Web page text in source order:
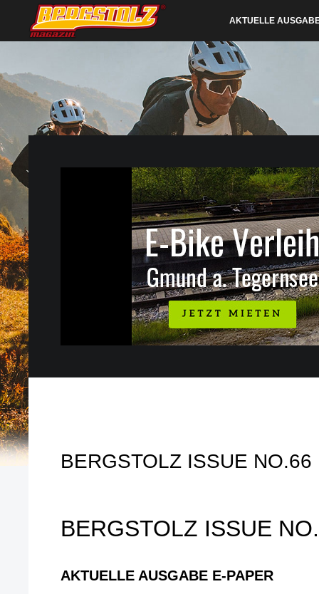
AKTUELLE
BERGSTOLZ ISSUE NO.66
BERGSTOLZ ISSUE
AKTUELLE AUSGABE E-PAPER